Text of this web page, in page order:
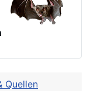
Quellen